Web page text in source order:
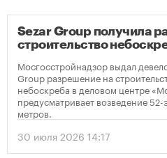
Sezar Group получила
строительство
Мосгосстройнадзор выдал
Group разрешение на
небоскреба в деловом центре
предусматривает возведение
метров.
30 июля 2026 14:17